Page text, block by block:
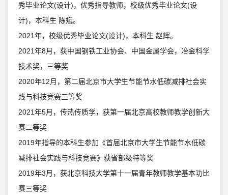
秀毕业论文(设计)，优秀指导教师，校级优秀毕业论文(设
计)，本科生 陈斌。
2021年，校级优秀毕业论文(设计)，本科生 赵辉。
2021年8月，获中国钢铁工业协会、中国金属学会，冶金科学
技术奖，三等奖
2020年12月，第二届北京市大学生节能节水低碳减排社会实
践与科技竞赛三等奖
2021年5月，传热传质学，获第一届北京高校教师教学创新大
赛二等奖
2019年指导的本科生参加《首届北京市大学生节能节水低碳
减排社会实践与科技竞赛》获省部级特等奖
2019年3月，获北京科技大学第十一届青年教师教学基本功比
赛三等奖